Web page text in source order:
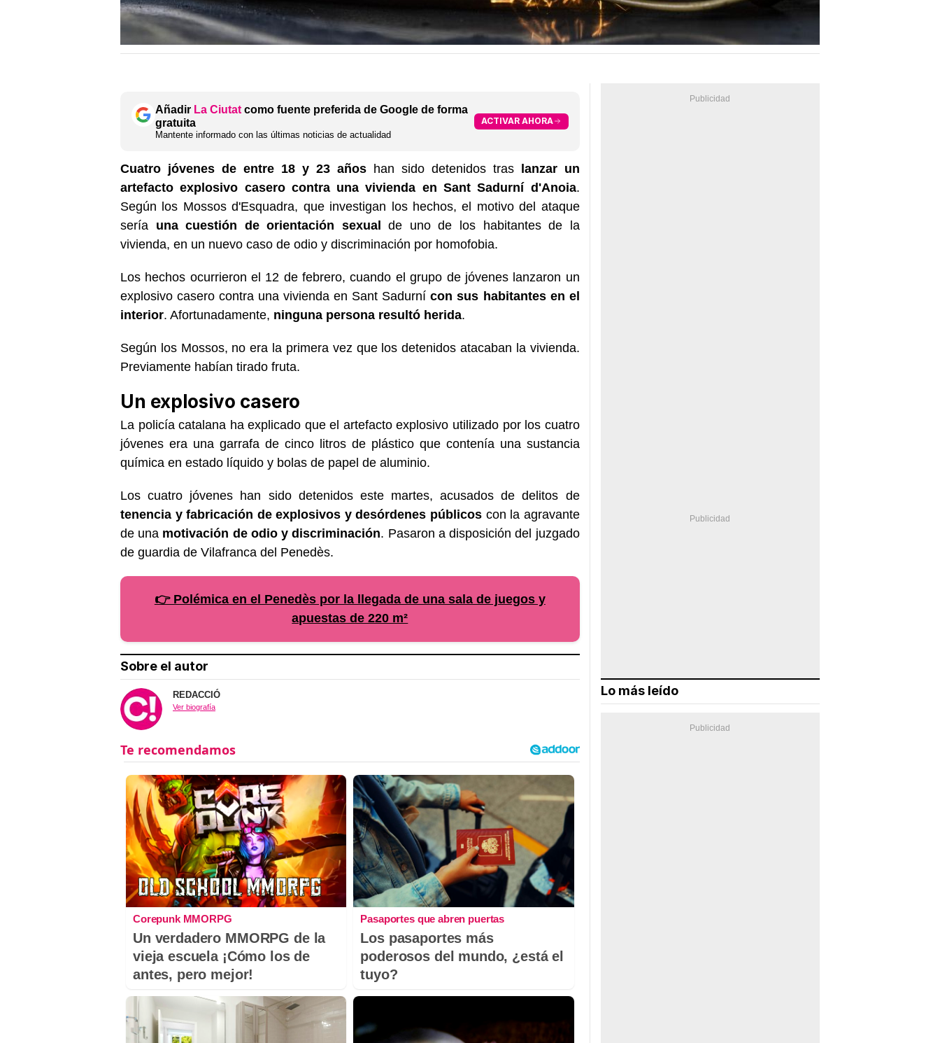
Añadir La Ciutat como fuente preferida de Google de forma
gratuita
Mantente informado con las últimas noticias de actualidad
ACTIVAR AHORA
Cuatro jóvenes de entre 18 y 23 añoshan sido detenidos tras lanzar un
artefacto explosivo casero contra una vivienda en Sant Sadurní d'Anoia.
Según los Mossos d'Esquadra, que investigan los hechos, el motivo del ataque
sería una cuestión de orientación sexual de uno de los habitantes de la
vivienda, en un nuevo caso de odio y discriminación por homofobia.
Los hechos ocurrieron el 12 de febrero, cuando el grupo de jóvenes lanzaron un
explosivo casero contra una vivienda en Sant Sadurnícon sus habitantes en el
interior. Afortunadamente, ninguna persona resultó herida.
Según los Mossos, no era la primera vez que los detenidos atacaban la vivienda.
Previamente habían tirado fruta.
Un explosivo casero
La policía catalana ha explicado que el artefacto explosivo utilizado por los cuatro
jóvenes era una garrafa de cinco litros de plástico que contenía una sustancia
química en estado líquido y bolas de papel de aluminio.
Los cuatro jóvenes han sido detenidos este martes, acusados de delitos de
tenencia y fabricación de explosivos y desórdenes públicoscon la agravante
de una motivación de odio y discriminación. Pasaron a disposición del juzgado
de guardia de Vilafranca del Penedès.
👉 Polémica en el Penedès por la llegada de una sala de juegos y
apuestas de 220 m²
Sobre el autor
REDACCIÓ
Ver biografía
Corepunk MMORPG
Un verdadero MMORPG de la
vieja escuela ¡Cómo los de
antes, pero mejor!
Pasaportes que abren puertas
Los pasaportes más
poderosos del mundo, ¿está el
tuyo?
Lo más leído